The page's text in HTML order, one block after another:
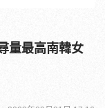
量最高南韓女